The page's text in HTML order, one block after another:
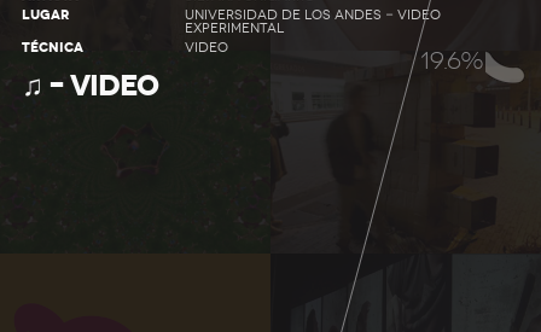
21.7%
LUGAR
UNIVERSIDAD DE LOS ANDES - VIDEO
EXPERIMENTAL
TÉCNICA VIDEO
♫ – VIDEO